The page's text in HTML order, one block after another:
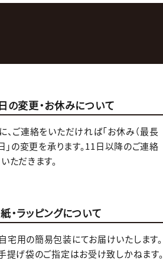
の変更・お休みについて
ご連絡をいただければ「お休み（最長
」の変更を承ります。11日以降のご連絡
ただきます。
・ラッピングについて
用の簡易包装にてお届けいたします。
提げ袋のご指定はお受け致しかねます。